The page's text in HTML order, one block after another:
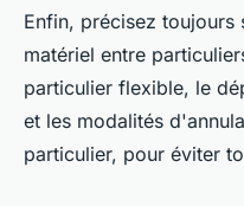
Enfin, précisez
matériel entre
particulier flexible, le
et les modalités
particulier, pour éviter